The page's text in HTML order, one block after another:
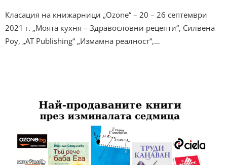
Класация на книжарници „Ozone“ – 20 – 26 септември
2021 г. „Моята кухня – Здравословни рецепти“, Силвена
Роу, „AT Publishing“ „Измамна реалност“,…